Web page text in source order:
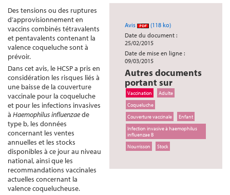
Avis
(118 ko)
Date du document :
25/02/2015
Date de mise en ligne :
09/03/2015
Autres documents
portant sur
Vaccination
Adulte
Coqueluche
Couverture vaccinale
Enfant
Infection invasive à haemophilus
influenzae B
Nourrisson
Stock
Des tensions ou des ruptures
d’approvisionnement en
vaccins combinés tétravalents
et pentavalents contenant la
valence coqueluche sont à
prévoir.
Dans cet avis, le HCSP a pris en
considération les risques liés à
une baisse de la couverture
vaccinale pour la coqueluche
et pour les infections invasives
à Haemophilus influenzaede
type b, les données
concernant les ventes
annuelles et les stocks
disponibles à ce jour au niveau
national, ainsi que les
recommandations vaccinales
actuelles concernant la
valence coquelucheuse.